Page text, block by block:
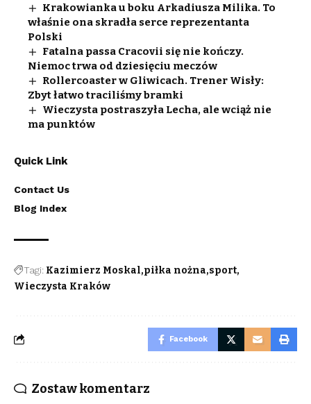
Krakowianka u boku Arkadiusza Milika. To
właśnie ona skradła serce reprezentanta
Polski
Fatalna passa Cracovii się nie kończy.
Niemoc trwa od dziesięciu meczów
Rollercoaster w Gliwicach. Trener Wisły:
Zbyt łatwo traciliśmy bramki
Wieczysta postraszyła Lecha, ale wciąż nie
ma punktów
Quick Link
Contact Us
Blog Index
Tagi: Kazimierz Moskal piłka nożna sport
Wieczysta Kraków
Facebook
Zostaw komentarz